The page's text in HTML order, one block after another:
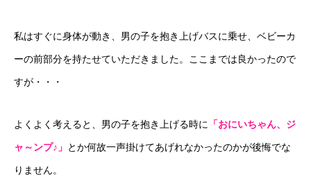
私はすぐに身体が動き、男の子を抱き上げバスに乗せ、ベビーカ
ーの前部分を持たせていただきました。ここまでは良かったので
すが・・・
よくよく考えると、男の子を抱き上げる時に 「おにいちゃん、ジ
ャ～ンプ♪」 とか何故一声掛けてあげれなかったのかが後悔でな
りません。